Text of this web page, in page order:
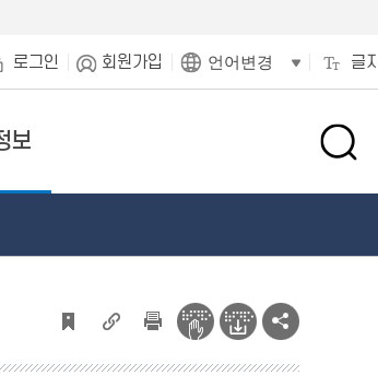
로그인 회원가입 언어변경 글
보
검
창